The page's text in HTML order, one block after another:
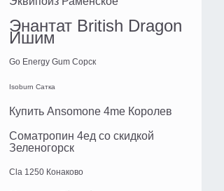
Энантат British Dragon
Ишим
Go Energy Gum Сорск
Isoburn Сатка
Купить Ansomone 4me Королев
Cоматропин 4ед со скидкой
Зеленогорск
Cla 1250 Конаково